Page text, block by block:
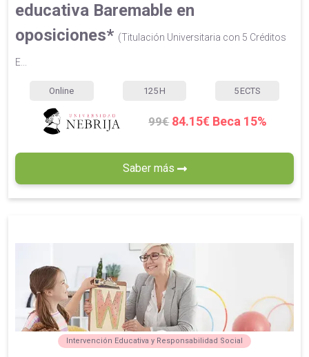
educativa Baremable en
oposiciones* (Titulación Universitaria con 5 Créditos
E...
Online 125 H 5 ECTS
99€ 84.15€ Beca 15%
Saber más
Intervención Educativa y Responsabilidad Social